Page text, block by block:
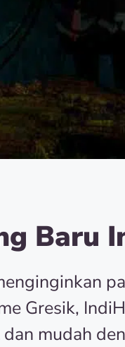
Baru
Gresik,
mudah